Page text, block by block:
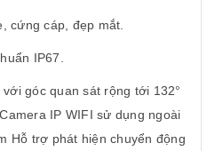
cứng cáp, đẹp mắt.
IP67.
góc quan sát rộng tới 132°
IP WIFI sử dụng ngoài
Hỗ trợ phát hiện chuyển động